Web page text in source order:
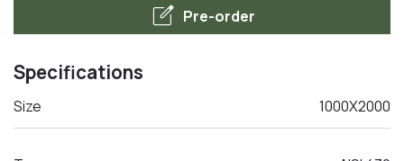
edit_square Pre-order
Specifications
Size 1000X2000